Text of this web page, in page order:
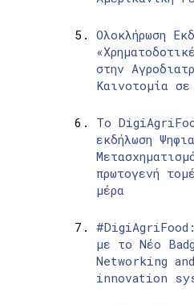
Ολοκλήρωση
στην
Καινοτομία σε
Το
εκδήλωση
πρωτογενή
μέρα
με το Νέο
Networking
innovation